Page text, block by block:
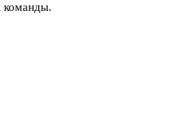
команды.